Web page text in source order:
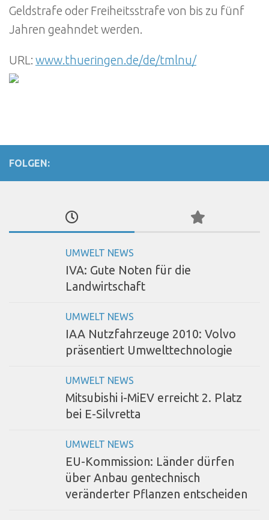
Geldstrafe oder Freiheitsstrafe von bis zu fünf
Jahren geahndet werden.
URL: www.thueringen.de/de/tmlnu/
FOLGEN:
UMWELT NEWS
IVA: Gute Noten für die
Landwirtschaft
UMWELT NEWS
IAA Nutzfahrzeuge 2010: Volvo
präsentiert Umwelttechnologie
UMWELT NEWS
Mitsubishi i-MiEV erreicht 2. Platz
bei E-Silvretta
UMWELT NEWS
EU-Kommission: Länder dürfen
über Anbau gentechnisch
veränderter Pflanzen entscheiden